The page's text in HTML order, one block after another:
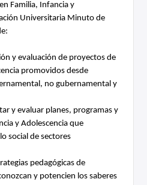
Familia, Infancia y
Universitaria Minuto de
y evaluación de proyectos de
promovidos desde
no gubernamental y
y evaluar planes, programas y
y Adolescencia que
social de sectores
pedagógicas de
y potencien los saberes